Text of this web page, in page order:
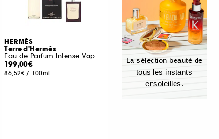
HERMÈS
Terre d'Hermès
Eau de Parfum Intense Vaporisateur de Voyage et Recharge
199,00€
86,52€ / 100ml
La sélection beauté de
tous les instants
ensoleillés.